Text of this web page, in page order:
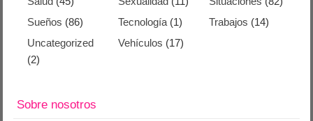
Sueños (86) Tecnología (1) Trabajos (14)
Uncategorized
(2)
Vehículos (17)
Sobre nosotros